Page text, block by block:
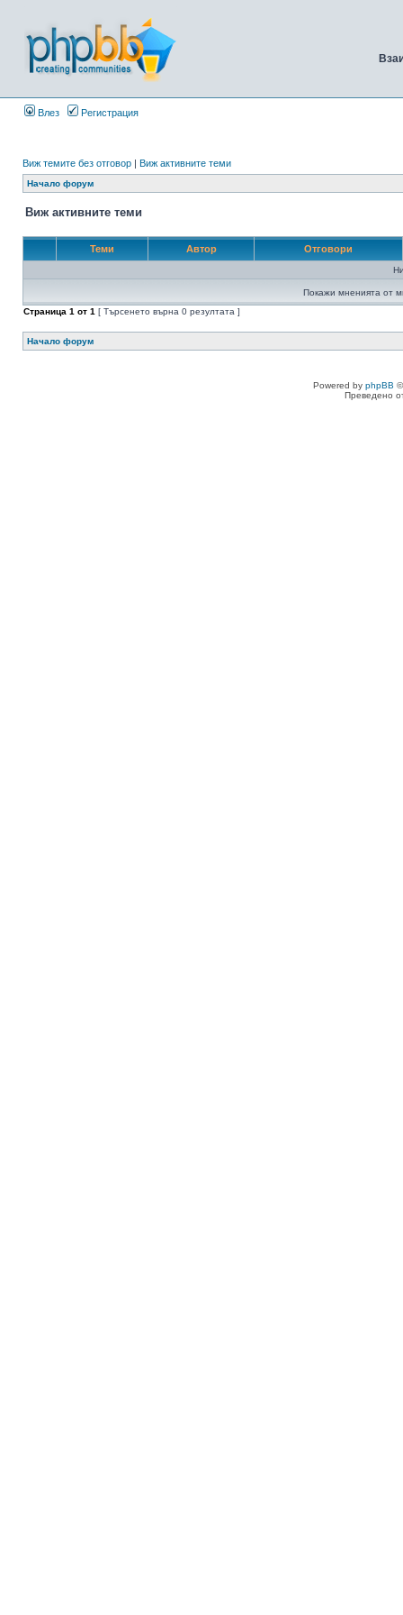
Влез Регистрация
Виж темите без отговор | Виж активните теми
Начало форум
Виж активните теми
Теми Автор Отговори
Покажи мненията от
Страница 1 от 1 [ Търсенето върна 0 резултата ]
Начало форум
Powered by phpBB
Преведено